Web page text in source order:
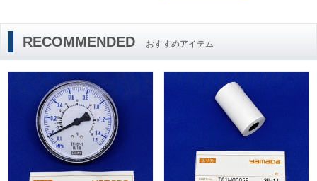
RECOMMENDED おすすめアイテム